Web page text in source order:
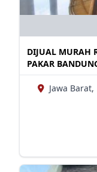
DIJUAL MURAH
PAKAR
Jawa Barat,